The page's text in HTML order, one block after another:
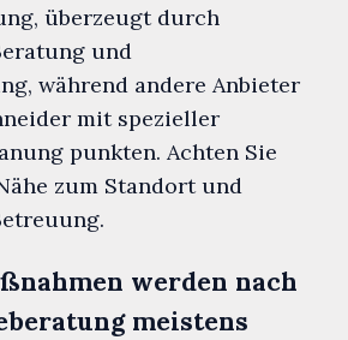
überzeugt durch
und
während andere Anbieter
mit spezieller
punkten. Achten Sie
zum Standort und
werden nach
meistens